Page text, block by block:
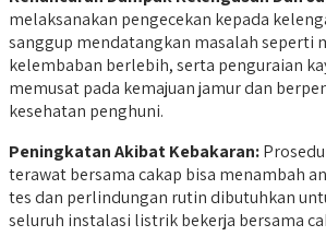
melaksanakan pengecekan kepada
sanggup mendatangkan masalah seperti
kelembaban berlebih, serta penguraian
memusat pada kemajuan jamur dan
kesehatan penghuni.
Peningkatan Akibat Kebakaran:
terawat bersama cakap bisa menambah
tes dan perlindungan rutin dibutuhkan
seluruh instalasi listrik bekerja bersama